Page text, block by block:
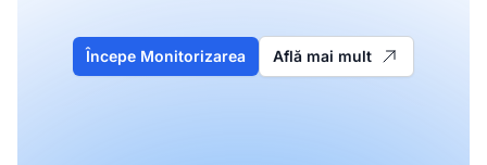
Începe Monitorizarea Află mai mult